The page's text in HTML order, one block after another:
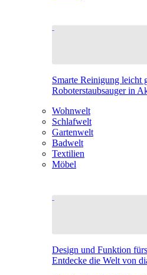
Smarte Reinigung leicht
Roboterstaubsauger in
Wohnwelt
Schlafwelt
Gartenwelt
Badwelt
Textilien
Möbel
Design und Funktion
Entdecke die Welt von